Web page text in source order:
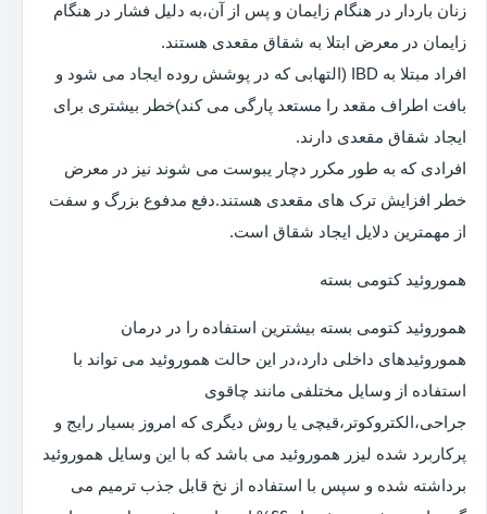
زنان باردار در هنگام زایمان و پس از آن،به دلیل فشار در هنگام
زایمان در معرض ابتلا به شقاق مقعدی هستند.
افراد مبتلا به IBD (التهابی که در پوشش روده ایجاد می شود و
بافت اطراف مقعد را مستعد پارگی می کند)خطر بیشتری برای
ایجاد شقاق مقعدی دارند.
افرادی که به طور مکرر دچار یبوست می شوند نیز در معرض
خطر افزایش ترک های مقعدی هستند.دفع مدفوع بزرگ و سفت
از مهمترین دلایل ایجاد شقاق است.
هموروئید کتومی بسته
هموروئید کتومی بسته بیشترین استفاده را در درمان
هموروئیدهای داخلی دارد،در این حالت هموروئید می تواند با
استفاده از وسایل مختلفی مانند چاقوی
جراحی،الکتروکوتر،قیچی یا روش دیگری که امروز بسیار رایج و
پرکاربرد شده لیزر هموروئید می باشد که با این وسایل هموروئید
برداشته شده و سپس با استفاده از نخ قابل جذب ترمیم می